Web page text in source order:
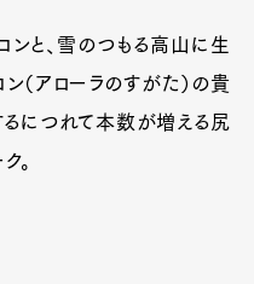
ンと、雪のつもる高山に生
ン（アローラのすがた）の貴
るにつれて本数が増える尻
。